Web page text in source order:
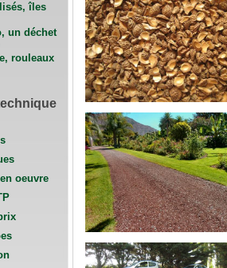
îles
un déchet
rouleaux
oeuvre